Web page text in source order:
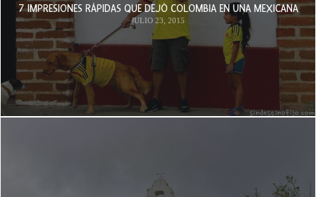
7 IMPRESIONES RÁPIDAS QUE DEJÓ COLOMBIA EN UNA MEXICANA
JULIO 23, 2015